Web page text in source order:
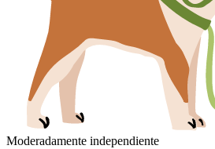
Moderadamente independiente